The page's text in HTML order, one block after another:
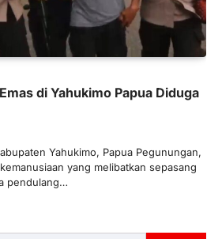
di Yahukimo Papua Diduga
Yahukimo, Papua Pegunungan,
yang melibatkan sepasang
pendulang…